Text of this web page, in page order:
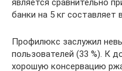
является сравнительно
банки на 5 кг составляет
Профилюкс заслужил
пользователей (33 %). К
хорошую консервацию